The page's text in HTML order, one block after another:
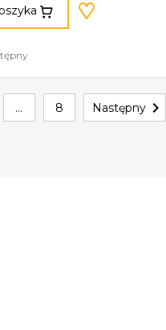
… 8 Następny